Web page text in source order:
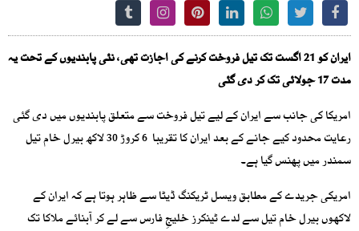
ایران کو 21 اگست تک تیل فروخت کرنے کی اجازت تھی، نئی پابندیوں کے تحت یہ
مدت 17 جولائی تک کر دی گئی
امریکا کی جانب سے ایران کے لیے تیل فروخت سے متعلق پابندیوں میں دی گئی
رعایت محدود کیے جانے کے بعد ایران کا تقریبا 6 کروڑ 30 لاکھ بیرل خام تیل
سمندر میں پھنس گیا ہے۔
امریکی جریدے کے مطابق ویسل ٹریکنگ ڈیٹا سے ظاہر ہوتا ہے کہ ایران کے
لاکھوں بیرل خام تیل سے لدے ٹینکرز خلیجِ فارس سے لے کر آبنائے ملاکا تک